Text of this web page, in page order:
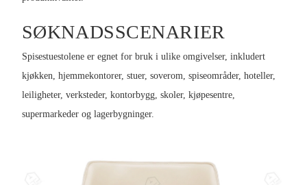
SØKNADSSCENARIER
Spisestuestolene er egnet for bruk i ulike omgivelser, inkludert
kjøkken, hjemmekontorer, stuer, soverom, spiseområder, hoteller,
leiligheter, verksteder, kontorbygg, skoler, kjøpesentre,
supermarkeder og lagerbygninger.